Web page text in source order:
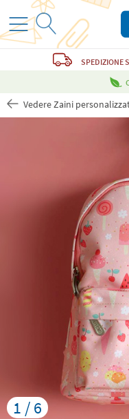
SPEDIZIONE
Vedere Zaini
1 / 6